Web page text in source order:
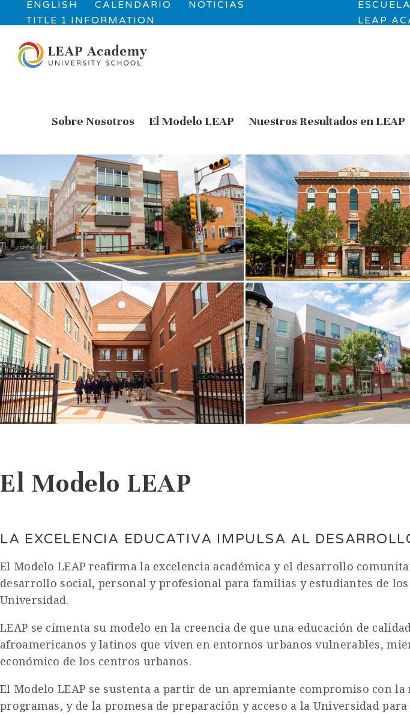
ENGLISH CALENDARIO
NOTICIAS
TITLE 1 INFORMATION
LEAP
Sobre Nosotros El Modelo LEAP Nuestros Resultados en LEAP
El Modelo LEAP
LA EXCELENCIA EDUCATIVA IMPULSA AL
El Modelo LEAP reafirma la excelencia académica y el desarrollo
desarrollo social, personal y profesional para familias y estudiantes de
Universidad.
LEAP se cimenta su modelo en la creencia de que una educación de
afroamericanos y latinos que viven en entornos urbanos vulnerables,
económico de los centros urbanos.
El Modelo LEAP se sustenta a partir de un apremiante compromiso con
programas, y de la promesa de preparación y acceso a la Universidad